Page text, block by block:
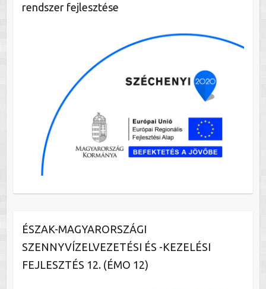
rendszer fejlesztése
ÉSZAK-MAGYARORSZÁGI
SZENNYVÍZELVEZETÉSI ÉS -KEZELÉSI
FEJLESZTÉS 12. (ÉMO 12)